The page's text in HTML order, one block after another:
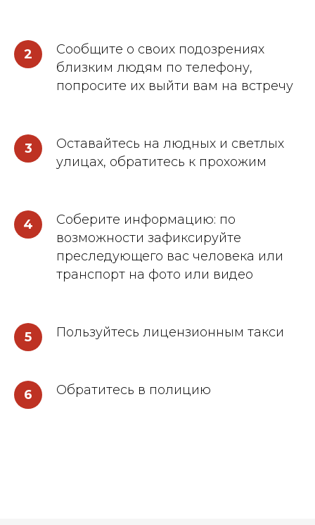
2
Сообщите о своих подозрениях
близким людям по телефону,
попросите их выйти вам на встречу
3
Оставайтесь на людных и светлых
улицах, обратитесь к прохожим
4
Соберите информацию: по
возможности зафиксируйте
преследующего вас человека или
транспорт на фото или видео
5 Пользуйтесь лицензионным такси
6 Обратитесь в полицию